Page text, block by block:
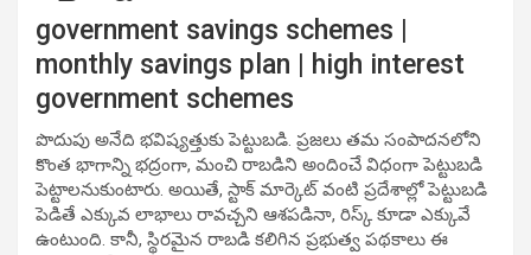
government savings schemes |
monthly savings plan | high interest
government schemes
పొదుపు అనేది భవిష్యత్తుకు పెట్టుబడి. ప్రజలు తమ సంపాదనలోని
కొంత భాగాన్ని భద్రంగా, మంచి రాబడిని అందించే విధంగా పెట్టుబడి
పెట్టాలనుకుంటారు. అయితే, స్టాక్ మార్కెట్ వంటి ప్రదేశాల్లో పెట్టుబడి
పెడితే ఎక్కువ లాభాలు రావచ్చని ఆశపడినా, రిస్క్ కూడా ఎక్కువే
ఉంటుంది. కానీ, స్థిరమైన రాబడి కలిగిన ప్రభుత్వ పథకాలు ఈ